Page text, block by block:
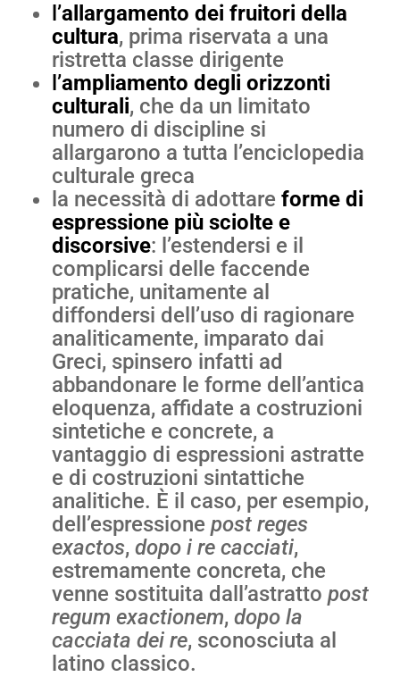
l’allargamento dei fruitori della
cultura, prima riservata a una
ristretta classe dirigente
l’ampliamento degli orizzonti
culturali, che da un limitato
numero di discipline si
allargarono a tutta l’enciclopedia
culturale greca
la necessità di adottare forme di
espressione più sciolte e
discorsive: l’estendersi e il
complicarsi delle faccende
pratiche, unitamente al
diffondersi dell’uso di ragionare
analiticamente, imparato dai
Greci, spinsero infatti ad
abbandonare le forme dell’antica
eloquenza, affidate a costruzioni
sintetiche e concrete, a
vantaggio di espressioni astratte
e di costruzioni sintattiche
analitiche. È il caso, per esempio,
dell’espressione post reges
exactos, dopo i re cacciati,
estremamente concreta, che
venne sostituita dall’astratto post
regum exactionem, dopo la
cacciata dei re, sconosciuta al
latino classico.